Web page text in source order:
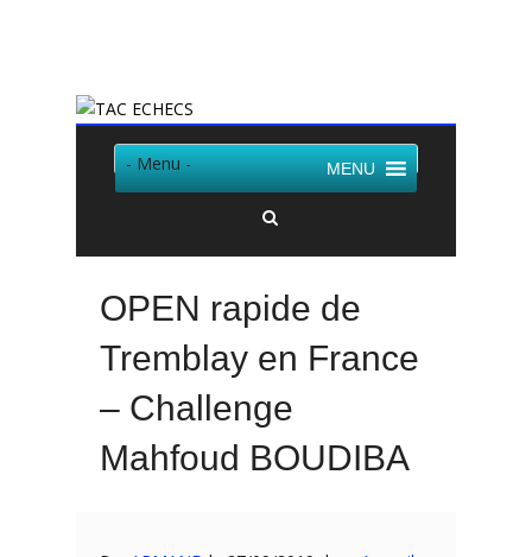
- Menu - MENU
OPEN rapide de
Tremblay en France
– Challenge
Mahfoud BOUDIBA